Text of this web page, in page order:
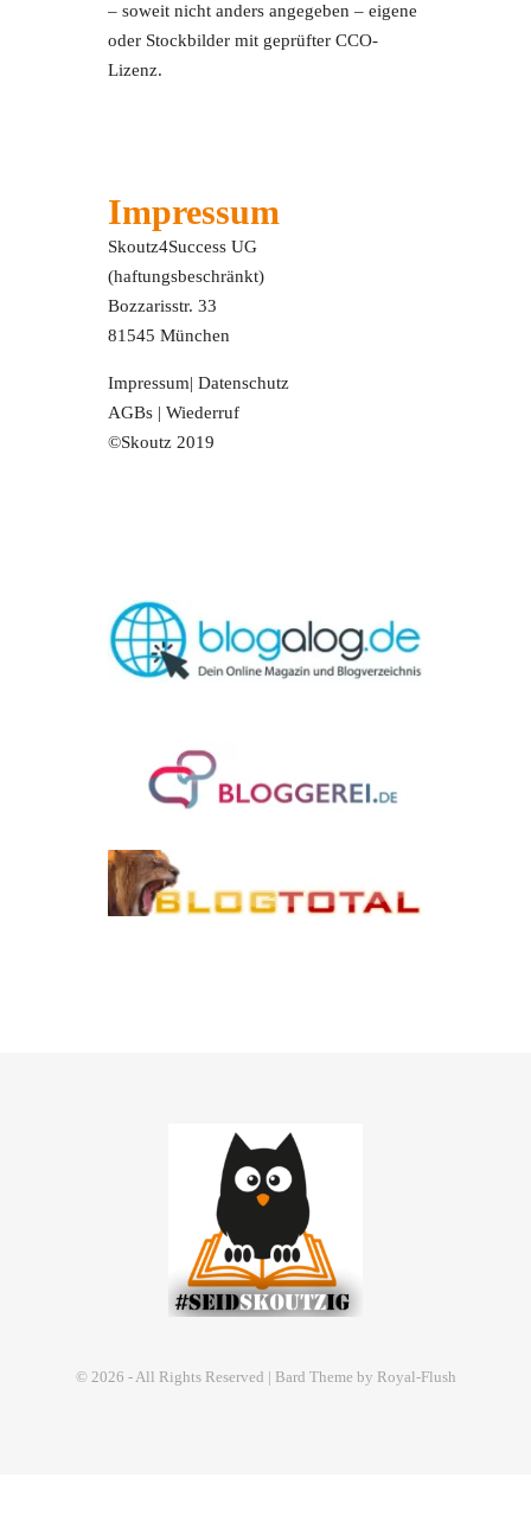
– soweit nicht anders angegeben – eigene
oder Stockbilder mit geprüfter CCO-
Lizenz.
Impressum
Skoutz4Success UG
(haftungsbeschränkt)
Bozzarisstr. 33
81545 München
Impressum|Datenschutz
AGBs |Wiederruf
©Skoutz 2019
© 2026 - All Rights Reserved | Bard Theme by Royal-Flush